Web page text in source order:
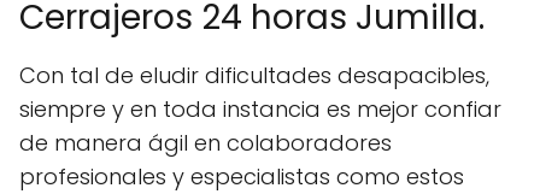
Cerrajeros 24 horas Jumilla.
Con tal de eludir dificultades desapacibles,
siempre y en toda instancia es mejor confiar
de manera ágil en colaboradores
profesionales y especialistas como estos